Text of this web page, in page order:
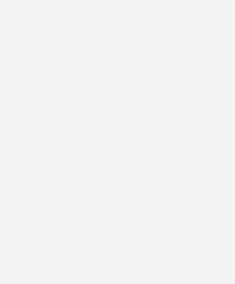
kritisierte Manuel
„Für den Klimaschutz
reduzieren. Rewe verkauft
Lüge ist. Mit diesem
Werbelügen auf
werden!“
Köln hat foodwatch am
an die Konzernführung
protestierte